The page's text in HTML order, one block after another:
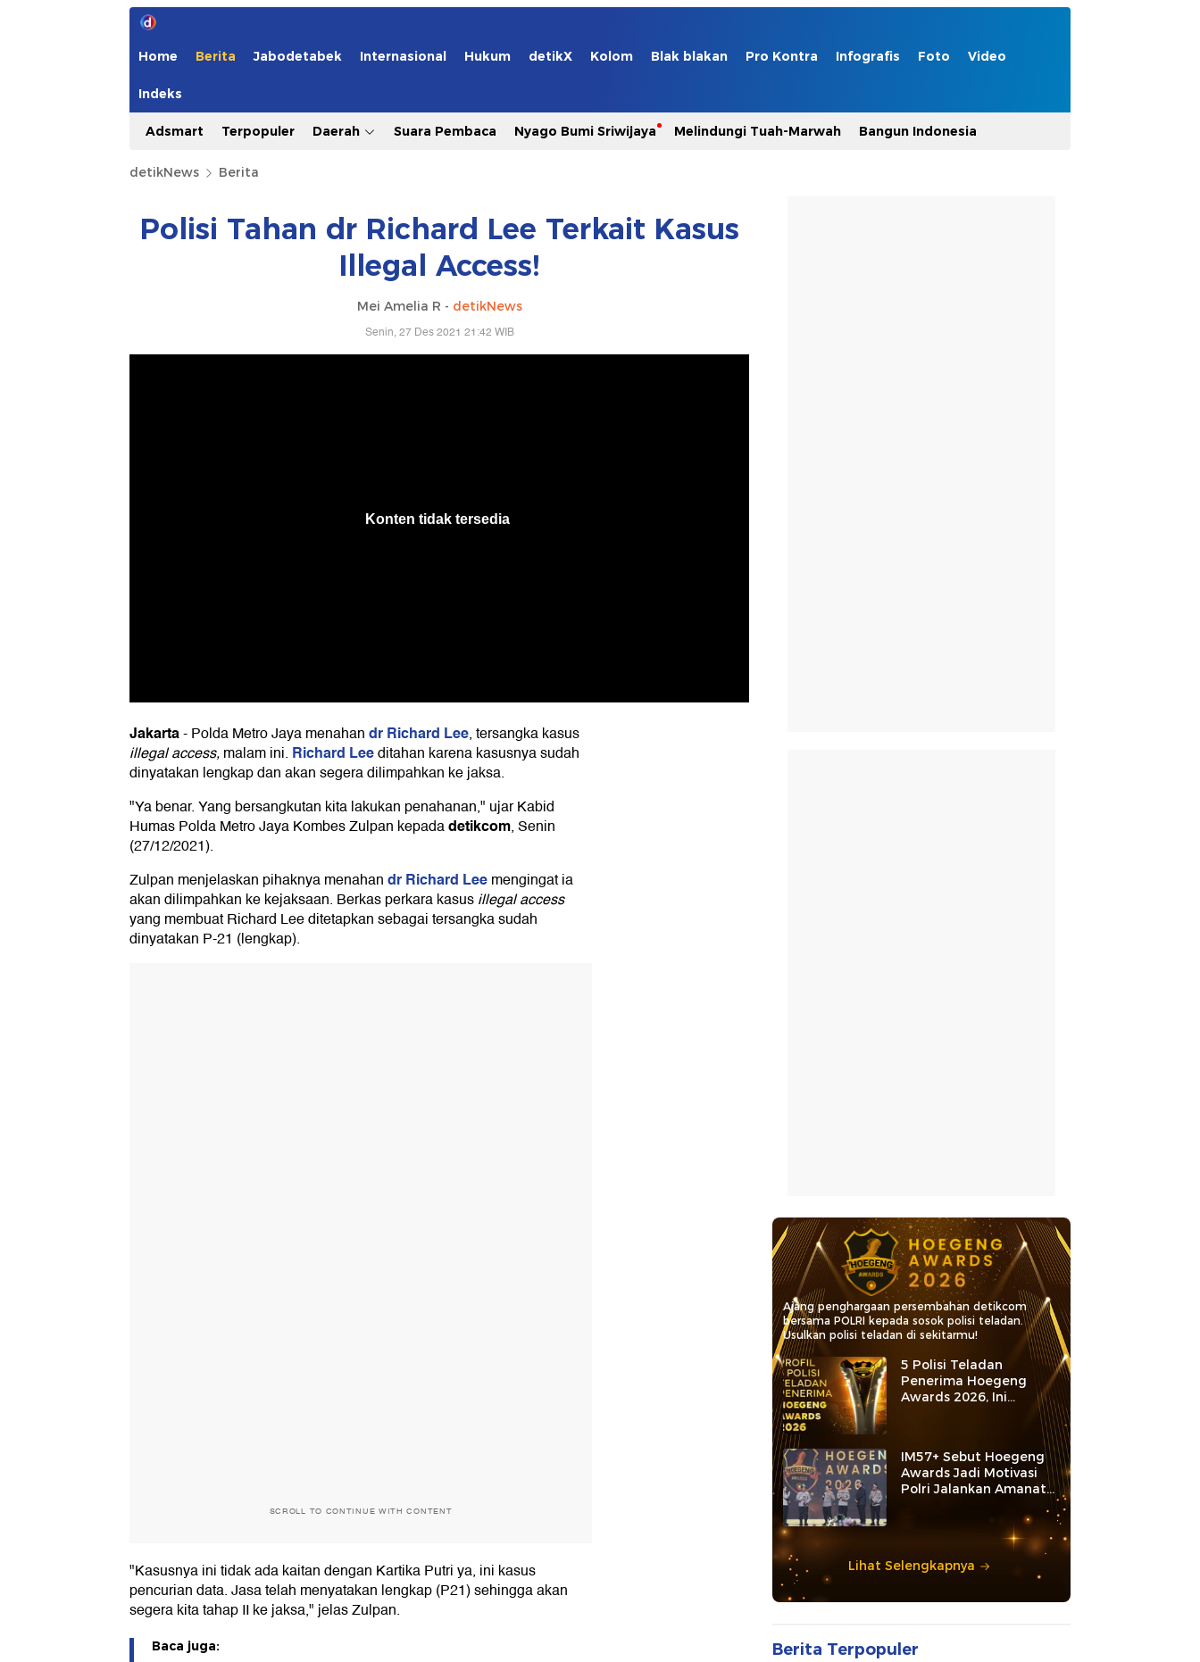
Home Berita Jabodetabek Internasional Hukum detikX Kolom Blak blakan Pro Kontra Infografis Foto Video
Indeks
Adsmart Terpopuler Daerah Suara Pembaca Nyago Bumi Sriwijaya Melindungi Tuah-Marwah Bangun Indonesia
detikNews Berita
Polisi Tahan dr Richard Lee Terkait Kasus
Illegal Access!
Mei Amelia R - detikNews
Senin, 27 Des 2021 21:42 WIB
Jakarta-Polda Metro Jaya menahandr Richard Lee, tersangka kasus
illegal access,malam ini. Richard Leeditahan karena kasusnya sudah
dinyatakan lengkap dan akan segera dilimpahkan ke jaksa.
"Ya benar. Yang bersangkutan kita lakukan penahanan," ujar Kabid
Humas Polda Metro Jaya Kombes Zulpan kepadadetikcom, Senin
(27/12/2021).
Zulpan menjelaskan pihaknya menahandr Richard Leemengingat ia
akan dilimpahkan ke kejaksaan. Berkas perkara kasusillegal access
yang membuat Richard Lee ditetapkan sebagai tersangka sudah
dinyatakan P-21 (lengkap).
SCROLL TO CONTINUE WITH CONTENT
"Kasusnya ini tidak ada kaitan dengan Kartika Putri ya, ini kasus
pencurian data. Jasa telah menyatakan lengkap (P21) sehingga akan
segera kita tahap II ke jaksa," jelas Zulpan.
Baca juga:
Ajang penghargaan persembahan detikcom
bersama POLRI kepada sosok polisi teladan.
Usulkan polisi teladan di sekitarmu!
5 Polisi Teladan
Penerima Hoegeng
Awards 2026, Ini
Kategori dan Kiprahnya
IM57+ Sebut Hoegeng
Awards Jadi Motivasi
Polri Jalankan Amanat
Lihat Selengkapnya
Berita Terpopuler